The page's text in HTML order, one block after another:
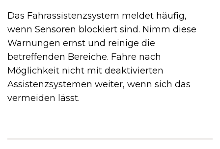
Das Fahrassistenzsystem meldet häufig,
wenn Sensoren blockiert sind. Nimm diese
Warnungen ernst und reinige die
betreffenden Bereiche. Fahre nach
Möglichkeit nicht mit deaktivierten
Assistenzsystemen weiter, wenn sich das
vermeiden lässt.